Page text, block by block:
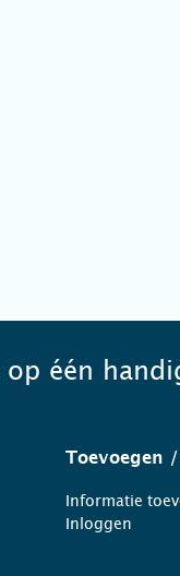
één
Toevoegen /
Informatie
Inloggen